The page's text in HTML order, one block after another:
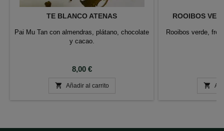
TE BLANCO ATENAS
Pai Mu Tan con almendras, plátano, chocolate
y cacao.
Precio
8,00 €
 Añadir al carrito
ROOIBOS
Rooibos verde,
